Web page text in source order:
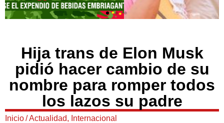
Hija trans de Elon Musk
pidió hacer cambio de su
nombre para romper todos
los lazos su padre
Inicio/Actualidad, Internacional